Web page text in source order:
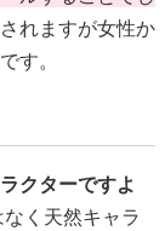
れますが女性か
す。
クターですよ
く天然キャラ